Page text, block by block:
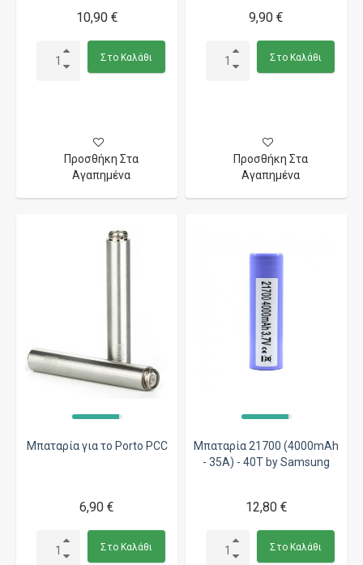
10,90 €
Στο Καλάθι
Προσθήκη Στα
Αγαπημένα
9,90 €
Στο Καλάθι
Προσθήκη Στα
Αγαπημένα
Μπαταρία για το Porto PCC
6,90 €
Στο Καλάθι
Μπαταρία 21700 (4000mAh
- 35A) - 40T by Samsung
12,80 €
Στο Καλάθι